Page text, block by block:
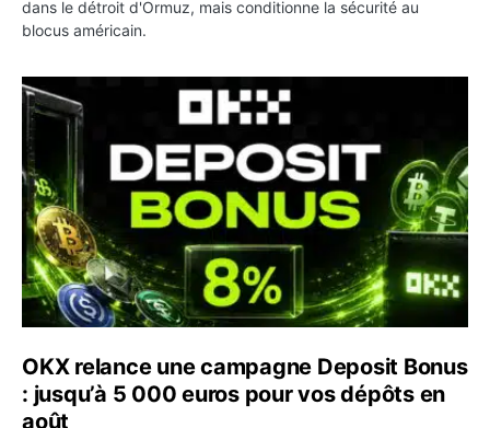
dans le détroit d'Ormuz, mais conditionne la sécurité au
blocus américain.
OKX relance une campagne Deposit Bonus : jusqu’à 5
OKX relance une campagne Deposit Bonus
: jusqu’à 5 000 euros pour vos dépôts en
août